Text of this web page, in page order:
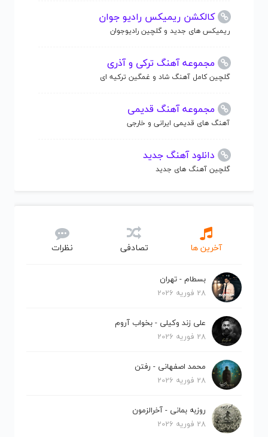
کالکشن ریمیکس رادیو جوان
ریمیکس های جدید و گلچین رادیوجوان
مجموعه آهنگ ترکی و آذری
گلچین کامل آهنگ شاد و غمگین ترکیه ای
مجموعه آهنگ قدیمی
آهنگ های قدیمی ایرانی و خارجی
دانلود آهنگ جدید
گلچین آهنگ های جدید
آخرین ها تصادفی نظرات
بسطام - تهران
28 فوریه 2026
علی زند وکیلی - بخواب آروم
28 فوریه 2026
محمد اصفهانی - رفتن
28 فوریه 2026
روزبه بمانی - آخرالزمون
28 فوریه 2026